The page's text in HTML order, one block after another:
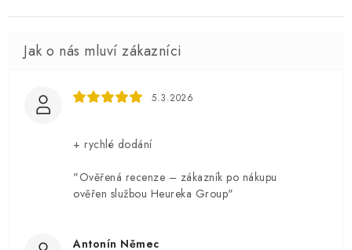
5.3.2026
+ rychlé dodání
"Ověřená recenze – zákazník po nákupu
ověřen službou Heureka Group"
Antonín Němec